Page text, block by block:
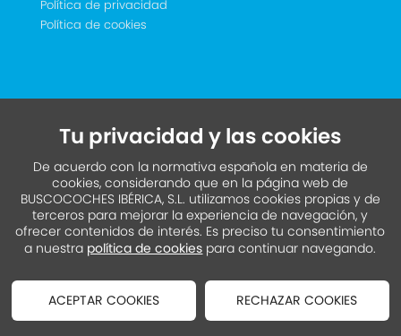
Política de privacidad
Política de cookies
Tu privacidad y las cookies
De acuerdo con la normativa española en materia de
cookies, considerando que en la página web de
BUSCOCOCHES IBÉRICA, S.L. utilizamos cookies propias y de
terceros para mejorar la experiencia de navegación, y
ofrecer contenidos de interés. Es preciso tu consentimiento
a nuestra política de cookies para continuar navegando.
ACEPTAR COOKIES RECHAZAR COOKIES